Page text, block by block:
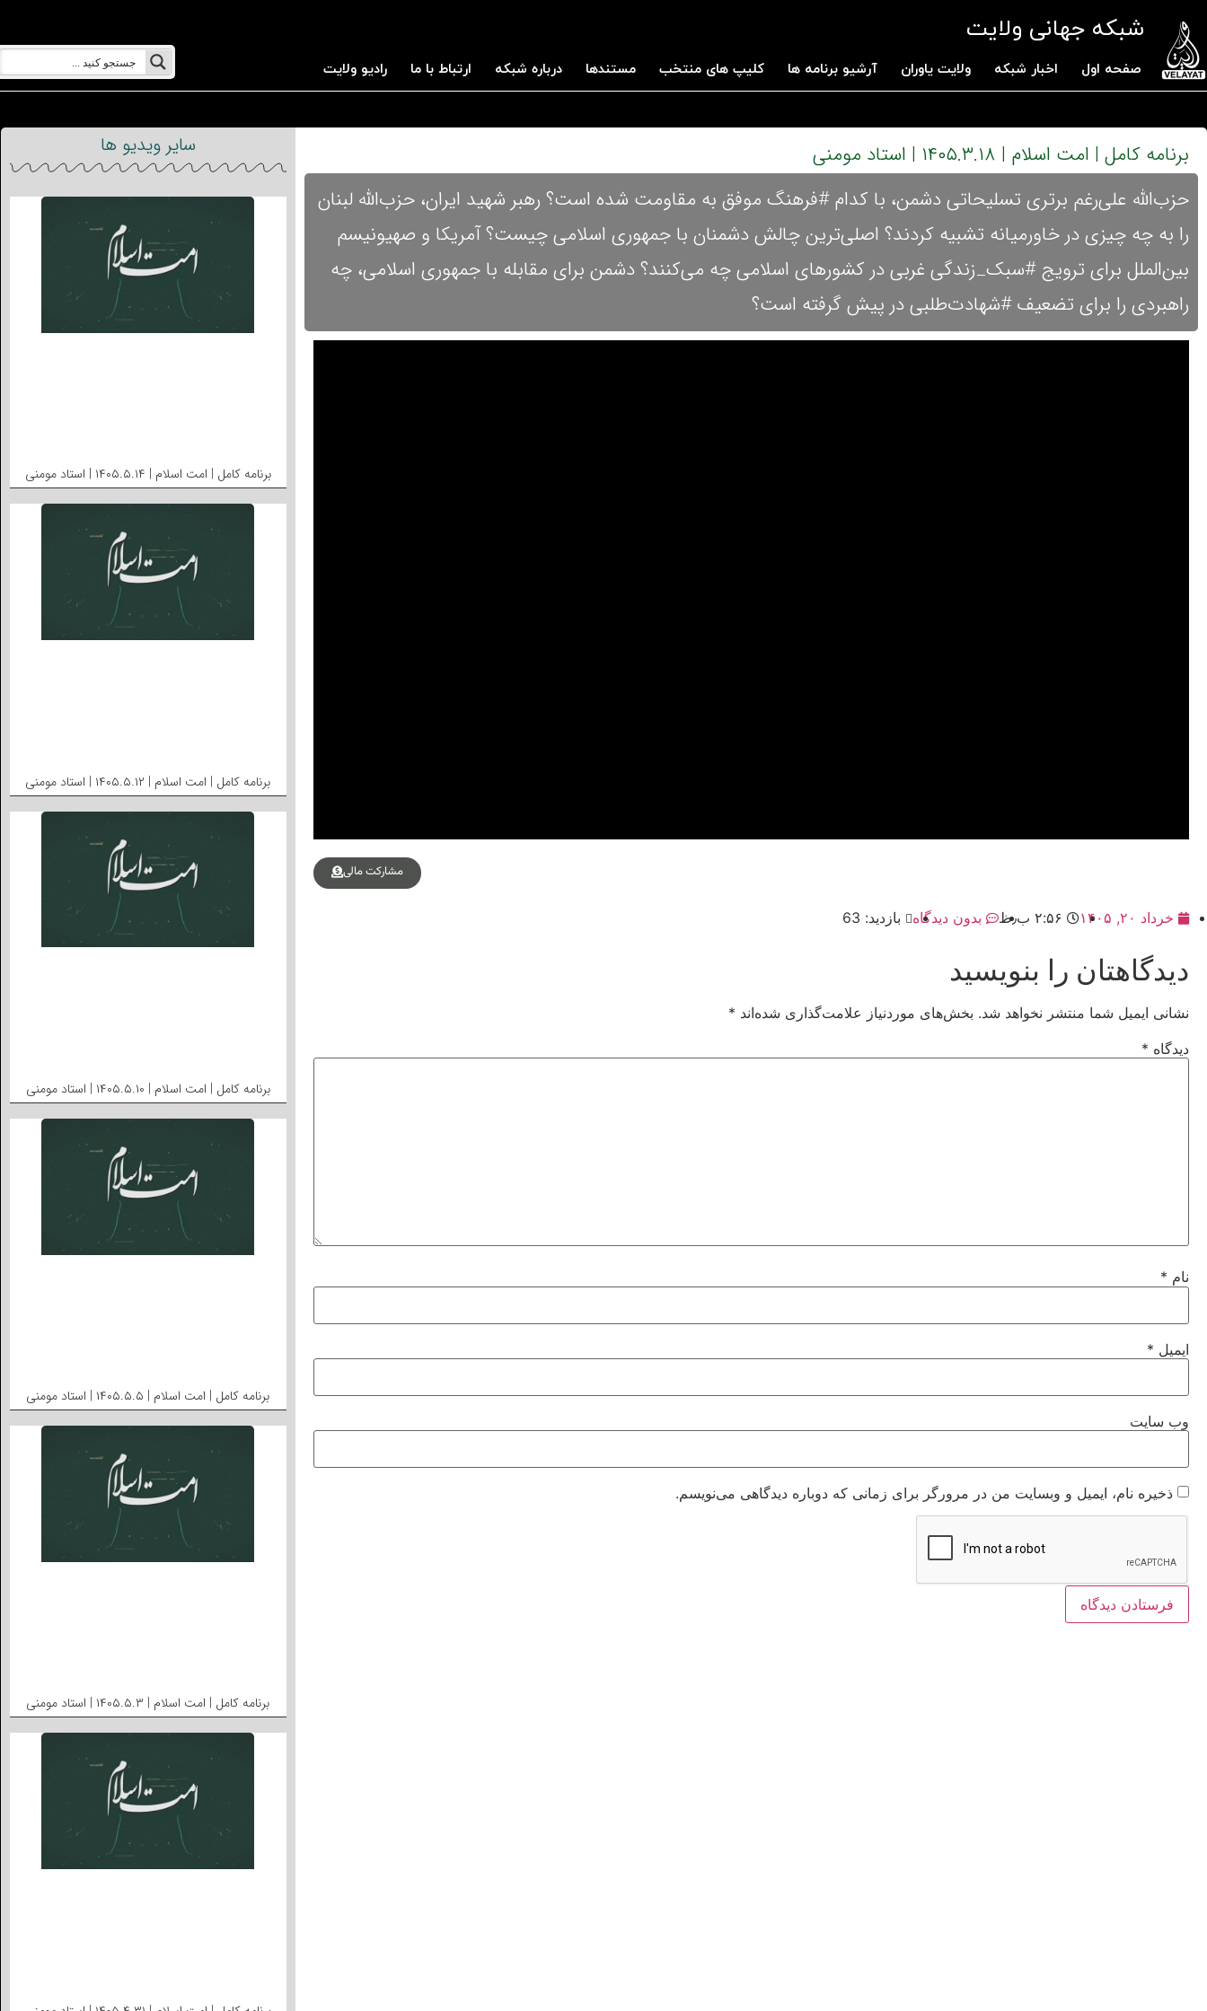
شبکه جهانی ولایت
صفحه اول اخبار شبکه ولایت یاوران آرشیو برنامه ها کلیپ های منتخب مستندها درباره شبکه ارتباط با ما رادیو ولایت
برنامه کامل | امت اسلام | ۱۴۰۵.۳.۱۸ | استاد مومنی
حزب‌الله علی‌رغم برتری تسلیحاتی دشمن، با کدام #فرهنگ موفق به مقاومت شده است؟ رهبر شهید ایران، حزب‌الله لبنان
را به چه چیزی در خاورمیانه تشبیه کردند؟ اصلی‌ترین چالش دشمنان با جمهوری اسلامی چیست؟ آمریکا و صهیونیسم
بین‌الملل برای ترویج #سبک_زندگی غربی در کشورهای اسلامی چه می‌کنند؟ دشمن برای مقابله با جمهوری اسلامی، چه
راهبردی را برای تضعیف #شهادت‌طلبی در پیش گرفته است؟
مشارکت مالی
خرداد ۲۰, ۱۴۰۵ ۲:۵۶ ب٫ظ بدون دیدگاه بازدید: 63
دیدگاهتان را بنویسید
نشانی ایمیل شما منتشر نخواهد شد. بخش‌های موردنیاز علامت‌گذاری شده‌اند *
دیدگاه *
نام *
ایمیل *
وب‌ سایت
ذخیره نام، ایمیل و وبسایت من در مرورگر برای زمانی که دوباره دیدگاهی می‌نویسم.
سایر ویدیو ها
برنامه کامل | امت اسلام | ۱۴۰۵.۵.۱۴ | استاد مومنی
برنامه کامل | امت اسلام | ۱۴۰۵.۵.۱۲ | استاد مومنی
برنامه کامل | امت اسلام | ۱۴۰۵.۵.۱۰ | استاد مومنی
برنامه کامل | امت اسلام | ۱۴۰۵.۵.۵ | استاد مومنی
برنامه کامل | امت اسلام | ۱۴۰۵.۵.۳ | استاد مومنی